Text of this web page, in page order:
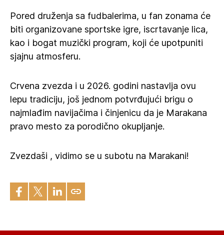
Pored druženja sa fudbalerima, u fan zonama će
biti organizovane sportske igre, iscrtavanje lica,
kao i bogat muzički program, koji će upotpuniti
sjajnu atmosferu.
Crvena zvezda i u 2026. godini nastavlja ovu
lepu tradiciju, još jednom potvrđujući brigu o
najmlađim navijačima i činjenicu da je Marakana
pravo mesto za porodično okupljanje.
Zvezdaši , vidimo se u subotu na Marakani!